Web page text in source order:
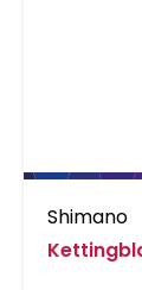
Shimano